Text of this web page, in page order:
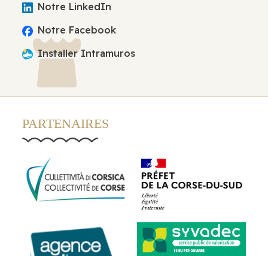
Notre LinkedIn
Notre Facebook
Installer Intramuros
PARTENAIRES